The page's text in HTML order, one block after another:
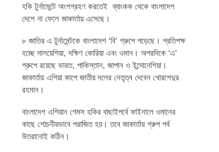
হকি টুর্নামেন্টে অংশগ্রহণ করতেই ব্যাংকক থেকে বাংলাদেশ
দেশে না ফেলে জাকার্তায় এসেছে।
৮ জাতির এ টুর্নামেন্টকে বাংলাদেশ ‘বি’ গ্রুপে পড়েছে। প্রতিপক্ষ
হচ্ছে মালয়েশিয়া, দক্ষিণ কোরিয়া এবং ওমান। অপরদিকে ‘এ’
গ্রুপে রয়েছে ভারত, পাকিস্তান, জাপান ও ইন্দোনেশিয়া।
জাকার্তায় এশিয়া কাপে জাতীয় দলের নেতৃত্ব দেবেন খোরশেদুর
রহমান।
বাংলাদেশ এশিয়ান গেমস হকির বাছাইপর্বে ফাইনালে ওমানের
কাছে শোচনীয়ভাবে পরাজিত হয়। তবে জাকার্তায় গ্রুপ পর্ব
উতরানোই কঠিন।